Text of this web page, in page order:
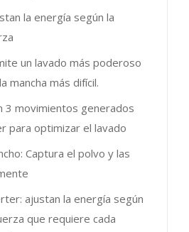
la energía según la
un lavado más poderoso
mancha más difícil.
3 movimientos generados
para optimizar el lavado
Captura el polvo y las
ajustan la energía según
que requiere cada